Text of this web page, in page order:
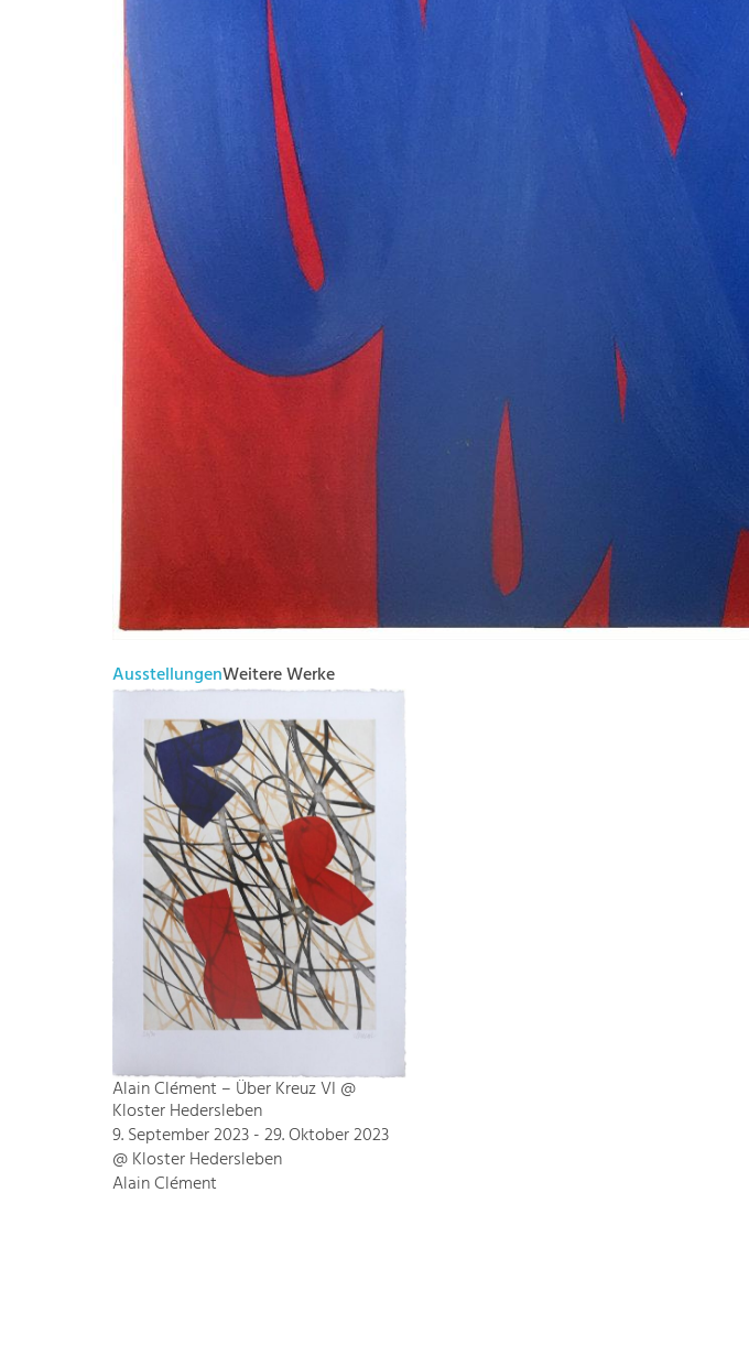
AusstellungenWeitere Werke
Alain Clément – Über Kreuz VI @
Kloster Hedersleben
9. September 2023 - 29. Oktober 2023
@ Kloster Hedersleben
Alain Clément